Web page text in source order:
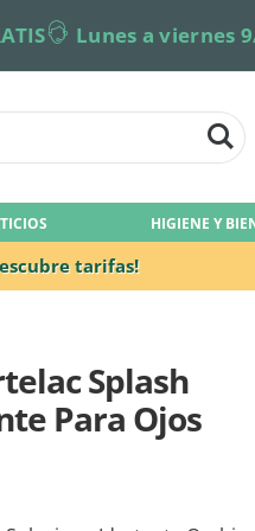
tarifas!
online-support Lunes a viernes
HIGIENE Y
Splash
Para Ojos